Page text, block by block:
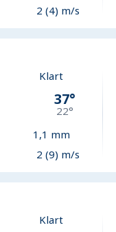
2 (4) m/s
Klart
37°
22°
1,1 mm
2 (9) m/s
Klart